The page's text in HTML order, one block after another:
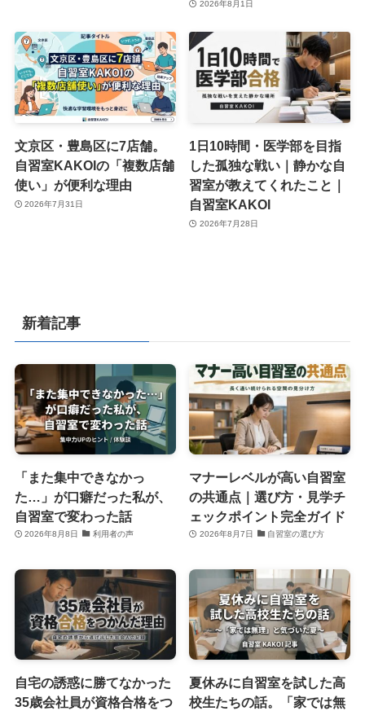
2026年8月1日
文京区・豊島区に7店舗。
自習室KAKOIの「複数店舗
使い」が便利な理由
2026年7月31日
1日10時間・医学部を目指
した孤独な戦い｜静かな自
習室が教えてくれたこと｜
自習室KAKOI
2026年7月28日
新着記事
「また集中できなかっ
た…」が口癖だった私が、
自習室で変わった話
2026年8月8日 利用者の声
マナーレベルが高い自習室
の共通点｜選び方・見学チ
ェックポイント完全ガイド
2026年8月7日 自習室の選び方
自宅の誘惑に勝てなかった
35歳会社員が資格合格をつ
夏休みに自習室を試した高
校生たちの話。「家では無